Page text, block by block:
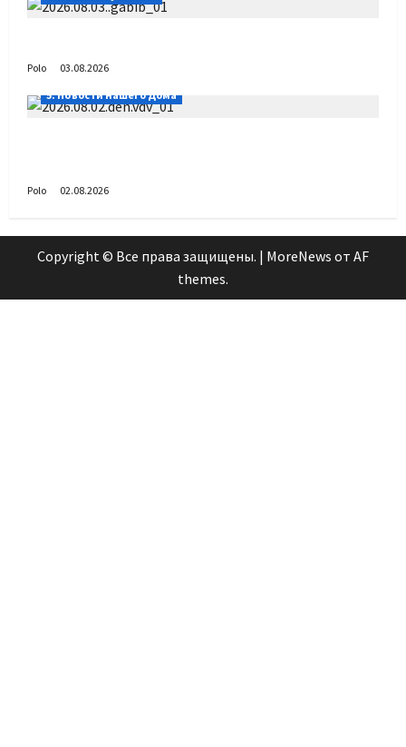
Polo
03.08.2026
5. Новости нашего Дома
Polo 02.08.2026
Copyright © Все права защищены. | MoreNews от AF
themes.